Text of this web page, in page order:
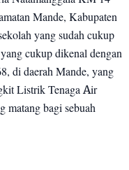
Mande, Kabupaten
yang sudah cukup
cukup dikenal dengan
di daerah Mande, yang
Listrik Tenaga Air
matang bagi sebuah